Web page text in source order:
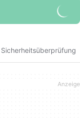
Sicherheitsüberprüfung